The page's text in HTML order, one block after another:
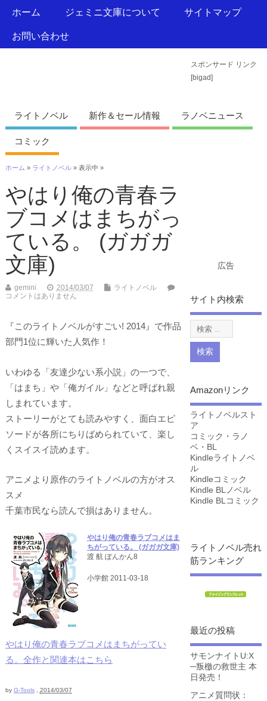
ホーム ジェミニ文庫について サイトマップ
お問い合わせ
スポンサード リンク
[bigad]
ライトノベル 新作＆セール情報 ラノベニュース
コミック
ホーム » ライトノベル» 表示中 »
やはり俺の青春ラ
ブコメはまちがっ
ている。 (ガガガ
文庫)
gemini 2014/03/07
ライトノベル
コメントはありません
『このライトノベルがすごい! 2014』で作品
部門1位に輝いた人気作！
いわゆる「友達少ない系小説」の一つで、
「はまち」や「俺ガイル」などと呼ばれ親
しまれています。
ストーリーがとても読みやすく、面白エピ
ソードが各所にちりばめられていて、楽し
くスイスイ読めます。
アニメより原作のライトノベルの方がオス
スメ
千葉市民なら読んで損はありません。
やはり俺の青春ラブコメはま
ちがっている。 (ガガガ文庫)
渡 航 ぽんかん8
小学館 2011-03-18
やはり俺の青春ラブコメはまちがってい
る。全作と関連本はこちら
by G-Tools, 2014/03/07
広告
サイト内検索
Amazonリンク
ライトノベルスト
ア
コミック・ラノ
ベ・BL
Kindleライトノベ
ル
Kindleコミック
Kindle BLノベル
Kindle BLコミック
ライトノベル売れ
筋ランキング
最近の投稿
サモンナイトU:X
─叛檄の救世主 本
日発売！
アニメ質問状：